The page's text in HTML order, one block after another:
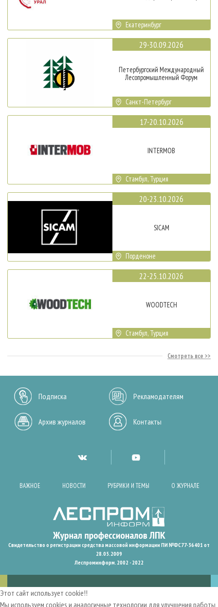
Екатеринбург
29-30.09.2026
Петербургский Международный
Лесопромышленный Форум
Санкт-Петербург
17-20.10.2026
INTERMOB
Стамбул, Турция
20-23.10.2026
SICAM
Порденоне
22-25.10.2026
WOODTECH
Стамбул, Турция
Смотреть все
Подписка Рекламодателям
Архив журналов Контакты
ВАЖНОЕ НОВОСТИ РУБРИКИ И ТЕМЫ О ЖУРНАЛЕ
Свидетельство о регистрации средства массовой информации ПИ №ФС77-36401 от
28.05.2009
Леспроминформ. 2002 - 2022
Этот сайт использует cookie!!
Мы используем cookies и аналогичные технологии для улучшения работы